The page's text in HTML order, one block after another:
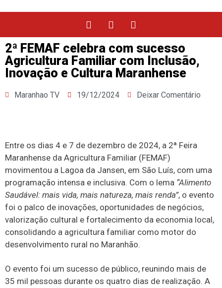
2ª FEMAF celebra com sucesso
Agricultura Familiar com Inclusão,
Inovação e Cultura Maranhense
Maranhao TV 19/12/2024 Deixar Comentário
Entre os dias 4 e 7 de dezembro de 2024, a 2ª Feira
Maranhense da Agricultura Familiar (FEMAF)
movimentou a Lagoa da Jansen, em São Luís, com uma
programação intensa e inclusiva. Com o lema “Alimento
Saudável: mais vida, mais natureza, mais renda”, o evento
foi o palco de inovações, oportunidades de negócios,
valorização cultural e fortalecimento da economia local,
consolidando a agricultura familiar como motor do
desenvolvimento rural no Maranhão.
O evento foi um sucesso de público, reunindo mais de
35 mil pessoas durante os quatro dias de realização. A